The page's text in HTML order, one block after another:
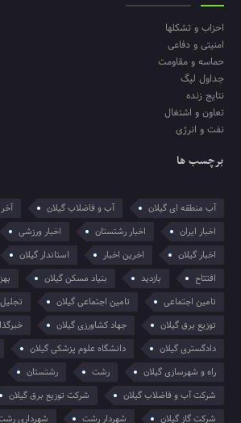
احزاب و تشکلها
امنیتی و دفاعی
حماسه و مقاومت
جداول لیگ
نتایج زنده
تعاون و اشتغال
نفت و انرژی
برچسب ها
آب منطقه ای گیلان آب و فاضلاب گیلان
اخبار ایران
اخبار رشتستان اخبار ورزشی
اخبار گیلان
اخرین اخبار استاندار گیلان
افتتاح
بازدید بنیاد مسکن گیلان
تامین اجتماعی
تامین اجتماعی گیلان
تجلیل
توزیع برق گیلان
جهاد کشاورزی گیلان
دادگستری گیلان
دانشگاه علوم پزشکی گیلان
راه و شهرسازی گیلان
رشت
رشتستان
شرکت آب و فاضلاب گیلان
شرکت توزیع برق گیلان
شرکت گاز گیلان
شهردار رشت شهرداری